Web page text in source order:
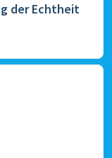
der Echtheit